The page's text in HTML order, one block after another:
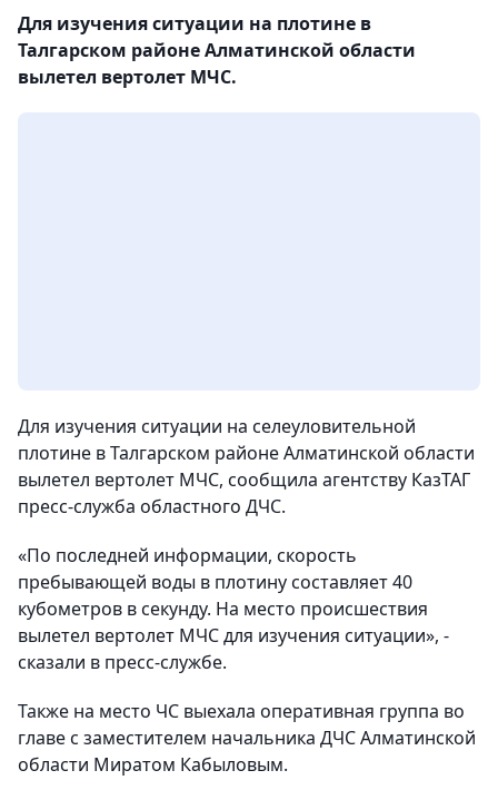
Для изучения ситуации на плотине в
Талгарском районе Алматинской области
вылетел вертолет МЧС.
Для изучения ситуации на селеуловительной
плотине в Талгарском районе Алматинской области
вылетел вертолет МЧС, сообщила агентству КазТАГ
пресс-служба областного ДЧС.
«По последней информации, скорость
пребывающей воды в плотину составляет 40
кубометров в секунду. На место происшествия
вылетел вертолет МЧС для изучения ситуации», -
сказали в пресс-службе.
Также на место ЧС выехала оперативная группа во
главе с заместителем начальника ДЧС Алматинской
области Миратом Кабыловым.